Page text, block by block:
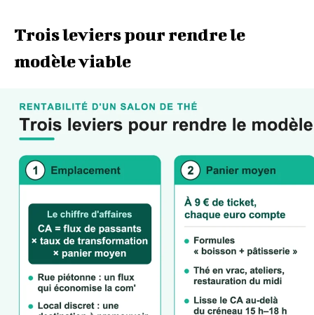
Trois leviers pour rendre le
modèle viable